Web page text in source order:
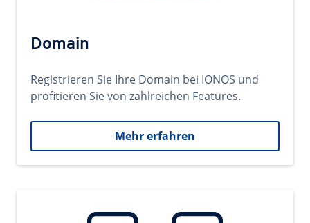
Domain
Registrieren Sie Ihre Domain bei IONOS und
profitieren Sie von zahlreichen Features.
Mehr erfahren